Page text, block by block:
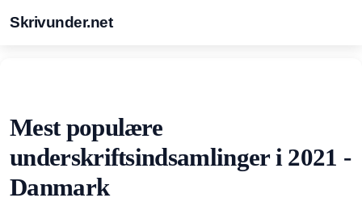
Skrivunder.net
Mest populære
underskriftsindsamlinger i 2021 -
Danmark